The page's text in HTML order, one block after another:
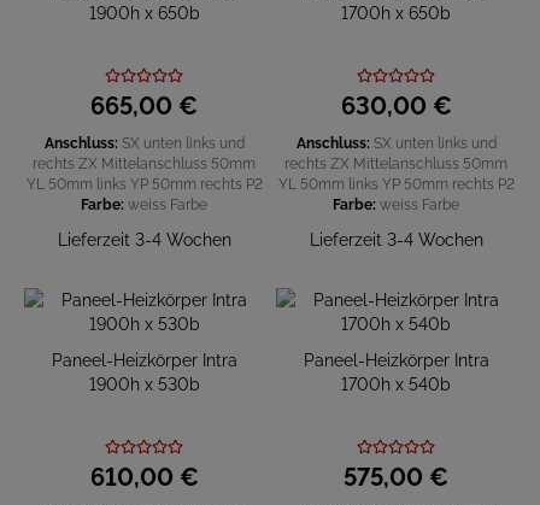
1900h x 650b
665,00 €
Anschluss: SX unten links und
rechts ZX Mittelanschluss 50mm
YL 50mm links YP 50mm rechts P2
Farbe: weiss Farbe
Lieferzeit 3-4 Wochen
1700h x 650b
630,00 €
Anschluss: SX unten links und
rechts ZX Mittelanschluss 50mm
YL 50mm links YP 50mm rechts P2
Farbe: weiss Farbe
Lieferzeit 3-4 Wochen
Paneel-Heizkörper Intra
1900h x 530b
610,00 €
Paneel-Heizkörper Intra
1700h x 540b
575,00 €